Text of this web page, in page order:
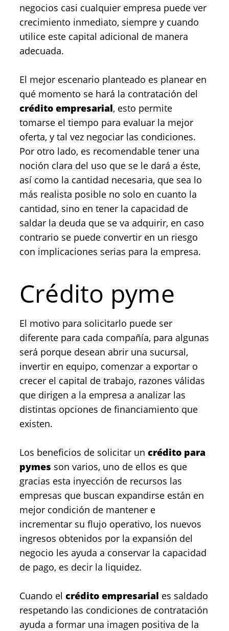
negocios casi cualquier empresa puede ver
crecimiento inmediato, siempre y cuando
utilice este capital adicional de manera
adecuada.
El mejor escenario planteado es planear en
qué momento se hará la contratación del
crédito empresarial, esto permite
tomarse el tiempo para evaluar la mejor
oferta, y tal vez negociar las condiciones.
Por otro lado, es recomendable tener una
noción clara del uso que se le dará a éste,
así como la cantidad necesaria, que sea lo
más realista posible no solo en cuanto la
cantidad, sino en tener la capacidad de
saldar la deuda que se va adquirir, en caso
contrario se puede convertir en un riesgo
con implicaciones serias para la empresa.
Crédito pyme
El motivo para solicitarlo puede ser
diferente para cada compañía, para algunas
será porque desean abrir una sucursal,
invertir en equipo, comenzar a exportar o
crecer el capital de trabajo, razones válidas
que dirigen a la empresa a analizar las
distintas opciones de financiamiento que
existen.
Los beneficios de solicitar un crédito para
pymes son varios, uno de ellos es que
gracias esta inyección de recursos las
empresas que buscan expandirse están en
mejor condición de mantener e
incrementar su flujo operativo, los nuevos
ingresos obtenidos por la expansión del
negocio les ayuda a conservar la capacidad
de pago, es decir la liquidez.
Cuando el crédito empresarial es saldado
respetando las condiciones de contratación
ayuda a formar una imagen positiva de la